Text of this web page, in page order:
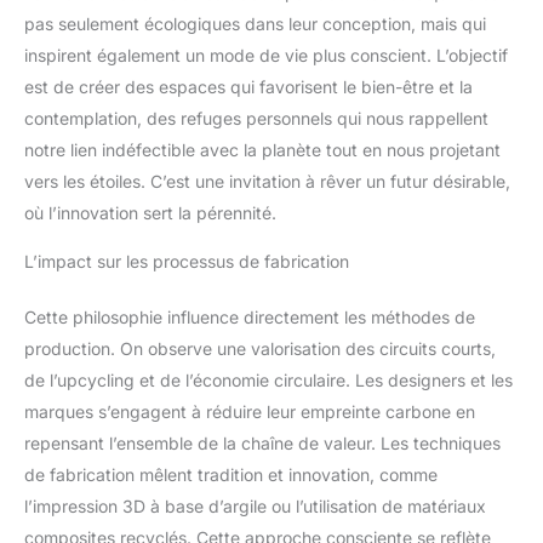
pas seulement écologiques dans leur conception, mais qui
inspirent également un mode de vie plus conscient. L’objectif
est de créer des espaces qui favorisent le bien-être et la
contemplation, des refuges personnels qui nous rappellent
notre lien indéfectible avec la planète tout en nous projetant
vers les étoiles. C’est une invitation à rêver un futur désirable,
où l’innovation sert la pérennité.
L’impact sur les processus de fabrication
Cette philosophie influence directement les méthodes de
production. On observe une valorisation des circuits courts,
de l’upcycling et de l’économie circulaire. Les designers et les
marques s’engagent à réduire leur empreinte carbone en
repensant l’ensemble de la chaîne de valeur. Les techniques
de fabrication mêlent tradition et innovation, comme
l’impression 3D à base d’argile ou l’utilisation de matériaux
composites recyclés. Cette approche consciente se reflète